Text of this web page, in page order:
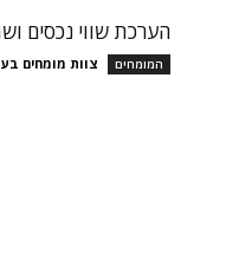
הערכת שווי נכסים
המומחים צוות מומחים